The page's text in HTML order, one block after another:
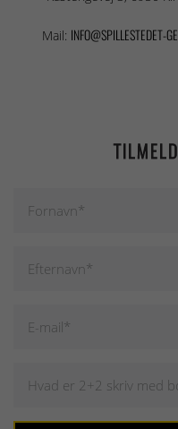
Mail: INFO@SPILLESTEDET-